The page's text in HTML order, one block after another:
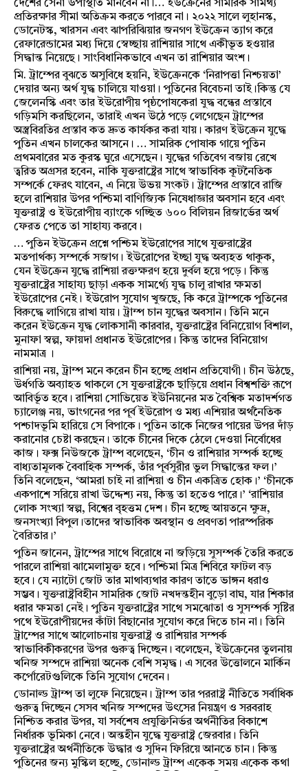
দেশের সেনা উপস্থিতি মানবেন না।… ইউক্রেনের সামরিক সামর্থ্য
প্রতিরক্ষার সীমা অতিক্রম করতে পারবে না। ২০২২ সালে লুহানস্ক,
ডোনেটস্ক, খারসন এবং ঝাপরিঝিয়ার জনগণ ইউক্রেন ত্যাগ করে
রেফারেন্ডামের মধ্য দিয়ে স্বেচ্ছায় রাশিয়ার সাথে একীভূত হওয়ার
সিদ্ধান্ত নিয়েছে। সাংবিধানিকভাবে এখন তা রাশিয়ার অংশ।
মি. ট্রাম্পের বুঝতে অসুবিধে হয়নি, ইউক্রেনকে ‘নিরাপত্তা নিশ্চয়তা’
দেয়ার অন্য অর্থ যুদ্ধ চালিয়ে যাওয়া। পুতিনের বিবেচনা তাই।কিন্তু যে
জেলেনস্কি এবং তার ইউরোপীয় পৃষ্ঠপোষকেরা যুদ্ধ বন্ধের প্রস্তাবে
গড়িমসি করছিলেন, তারাই এখন উঠে পড়ে লেগেছেন ট্রাম্পের
অস্ত্রবিরতির প্রস্তাব কত দ্রুত কার্যকর করা যায়। কারণ ইউক্রেন যুদ্ধে
পুতিন এখন চালকের আসনে। … সামরিক পোষাক গায়ে পুতিন
প্রথমবারের মত কুরস্ক ঘুরে এসেছেন। যুদ্ধের গতিবেগ বজায় রেখে
ত্বরিত অগ্রসর হবেন, নাকি যুক্তরাষ্ট্রের সাথে স্বাভাবিক কূটনৈতিক
সম্পর্কে ফেরৎ যাবেন, এ নিয়ে উভয় সংকট। ট্রাম্পের প্রস্তাবে রাজি
হলে রাশিয়ার উপর পশ্চিমা বাণিজ্যিক নিষেধাজ্ঞার অবসান হবে এবং
যুক্তরাষ্ট্র ও ইউরোপীয় ব্যাংকে গচ্ছিত ৬০০ বিলিয়ন রিজার্ভের অর্থ
ফেরত পেতে তা সাহায্য করবে।
… পুতিন ইউক্রেন প্রশ্নে পশ্চিম ইউরোপের সাথে যুক্তরাষ্ট্রের
মতপার্থক্য সম্পর্কে সজাগ। ইউরোপের ইচ্ছা যুদ্ধ অব্যহত থাকুক,
যেন ইউক্রেন যুদ্ধে রাশিয়া রক্তক্ষরণ হয়ে দুর্বল হয়ে পড়ে। কিন্তু
যুক্তরাষ্ট্রের সাহায্য ছাড়া একক সামর্থ্যে যুদ্ধ চালু রাখার ক্ষমতা
ইউরোপের নেই। ইউরোপ সুযোগ খুজছে, কি করে ট্রাম্পকে পুতিনের
বিরুদ্ধে লাগিয়ে রাখা যায়। ট্রাম্প চান যুদ্ধের অবসান। তিনি মনে
করেন ইউক্রেন যুদ্ধ লোকসানী কারবার, যুক্তরাষ্ট্রের বিনিয়োেগ বিশাল,
মুনাফা স্বল্প, ফায়দা প্রধানত ইউরোপের। কিন্তু তাদের বিনিয়োগ
নামমাত্র ।
রাশিয়া নয়, ট্রাম্প মনে করেন চীন হচ্ছে প্রধান প্রতিযোগী। চীন উঠছে,
উর্ধগতি অব্যাহত থাকলে সে যুক্তরাষ্ট্রকে ছাড়িয়ে প্রধান বিশ্বশক্তি রূপে
আবির্ভূত হবে। রাশিয়া সোভিয়েত ইউনিয়নের মত বৈশ্বিক মতাদর্শগত
চ্যালেঞ্জ নয়, ভাংগনের পর পূর্ব ইউরোপ ও মধ্য এশিয়ার অর্থনৈতিক
পশ্চাদভূমি হারিয়ে সে বিপাকে। পুতিন তাকে নিজের পায়ের উপর দাঁড়
করানোর চেষ্টা করছেন। তাকে চীনের দিকে ঠেলে দেওয়া নির্বোধের
কাজ। ফক্স নিউজকে ট্রাম্প বলেছেন, ‘চীন ও রাশিয়ার সম্পর্ক হচ্ছে
বাধ্যতামূলক বৈবাহিক সম্পর্ক, তাঁর পূর্বসুরীর ভুল সিদ্ধান্তের ফল।’
তিনি বলেছেন, ‘আমরা চাই না রাশিয়া ও চীন একত্রিত হোক।’ ‘চীনকে
একপাশে সরিয়ে রাখা উদ্দেশ্য নয়, কিন্তু তা হতেও পারে।’ ‘রাশিয়ার
লোক সংখ্যা স্বল্প, বিশ্বের বৃহত্তম দেশ। চীন হচ্ছে আয়তনে ক্ষুদ্র,
জনসংখ্যা বিপুল।তাদের স্বাভাবিক অবস্থান ও প্রবণতা পারস্পরিক
বৈরিতার।’
পুতিন জানেন, ট্রাম্পের সাথে বিরোধে না জড়িয়ে সুসম্পর্ক তৈরি করতে
পারলে রাশিয়া ঝামেলামুক্ত হবে। পশ্চিমা মিত্র শিবিরে ফাটল বড়
হবে। যে ন্যাটো জোট তার মাথাব্যথার কারণ তাতে ভাঙ্গন ধরাও
সম্ভব। যুক্তরাষ্ট্রবিহীন সামরিক জোট নখদন্তহীন বুড়ো বাঘ, যার শিকার
ধরার ক্ষমতা নেই। পুতিন যুক্তরাষ্ট্রের সাথে সমঝোতা ও সুসম্পর্ক সৃষ্টির
পথে ইউরোপীয়দের কাঁটা বিছানোর সুযোগ করে দিতে চান না। তিনি
ট্রাম্পের সাথে আলোচনায় যুক্তরাষ্ট্র ও রাশিয়ার সম্পর্ক
স্বাভাবিকীকরণের উপর গুরুত্ব দিচ্ছেন। বলেছেন, ইউক্রেনের তুলনায়
খনিজ সম্পদে রাশিয়া অনেক বেশি সমৃদ্ধ। এ সবের উত্তোলনে মার্কিন
কর্পোরেটগুলিকে তিনি সুযোগ দেবেন।
ডোনাল্ড ট্রাম্প তা লুফে নিয়েছেন। ট্রাম্প তার পররাষ্ট্র নীতিতে সর্বাধিক
গুরুত্ব দিচ্ছেন সেসব খনিজ সম্পদের উৎসের নিয়ন্ত্রণ ও সরবরাহ
নিশ্চিত করার উপর, যা সর্বশেষ প্রযুক্তিনির্ভর অর্থনীতির বিকাশে
নির্ধারক ভূমিকা নেবে। অন্তহীন যুদ্ধে যুক্তরাষ্ট্র জেরবার। তিনি
যুক্তরাষ্ট্রের অর্থনীতিকে উদ্ধার ও সুদিন ফিরিয়ে আনতে চান। কিন্তু
পুতিনের জন্য মুস্কিল হচ্ছে, ডোনাল্ড ট্রাম্প একেক সময় একেক কথা